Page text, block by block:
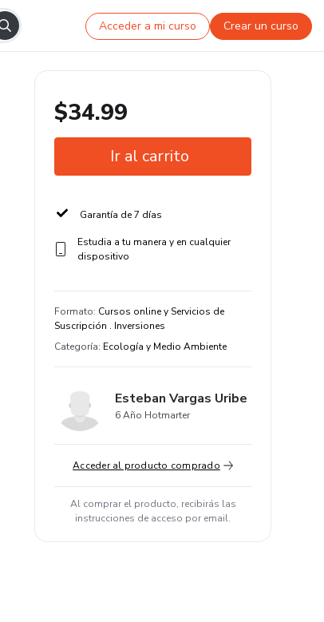
Acceder a mi curso Crear un curso
$34.99
Ir al carrito
Garantía de 7 días
Estudia a tu manera y en cualquier
dispositivo
Formato: Cursos online y Servicios de
Suscripción . Inversiones
Categoría: Ecología y Medio Ambiente
Esteban Vargas Uribe
6 Año Hotmarter
Acceder al producto comprado
Al comprar el producto, recibirás las
instrucciones de acceso por email.